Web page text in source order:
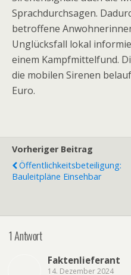
Sprachdurchsagen.
betroffene
Unglücksfall lokal
einem Kampfmittelfund.
die mobilen Sirenen
Euro.
Vorheriger Beitrag
Öffentlichkeitsbeteiligung:
Bauleitpläne Einsehbar
1 Antwort
Faktenlieferant
14. Dezember 2024